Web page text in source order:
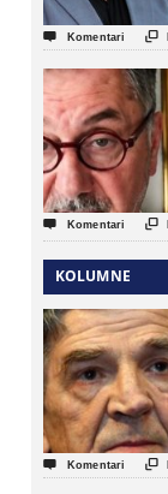
 Komentari 
 Komentari 
KOLUMNE
 Komentari 